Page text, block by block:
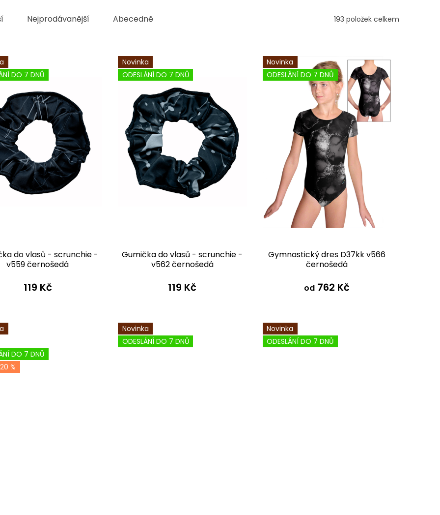
Nejprodávanější Abecedně 193 položek celkem
DO 7 DNŮ
do vlasů - scrunchie -
v559 černošedá
119 Kč
Novinka
ODESLÁNÍ DO 7 DNŮ
Gumička do vlasů - scrunchie -
v562 černošedá
119 Kč
Novinka
ODESLÁNÍ DO 7 DNŮ
Gymnastický dres D37kk v566
černošedá
od 762 Kč
DO 7 DNŮ
%
Novinka
ODESLÁNÍ DO 7 DNŮ
Novinka
ODESLÁNÍ DO 7 DNŮ